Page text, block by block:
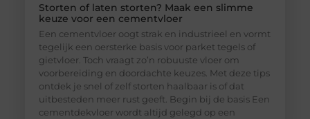
Storten of laten storten? Maak een slimme
keuze voor een cementvloer
Een cementvloer oogt strak en industrieel en vormt
tegelijk een oersterke basis voor parket tegels of
gietvloer. Toch vraagt zo’n robuuste vloer om
voorbereiding en doordachte keuzes. Met deze tips
ontdek je snel of zelf storten haalbaar is of dat
uitbesteden meer rust geeft. Begin bij de basis Een
cementdekvloer wordt altijd gelegd op een